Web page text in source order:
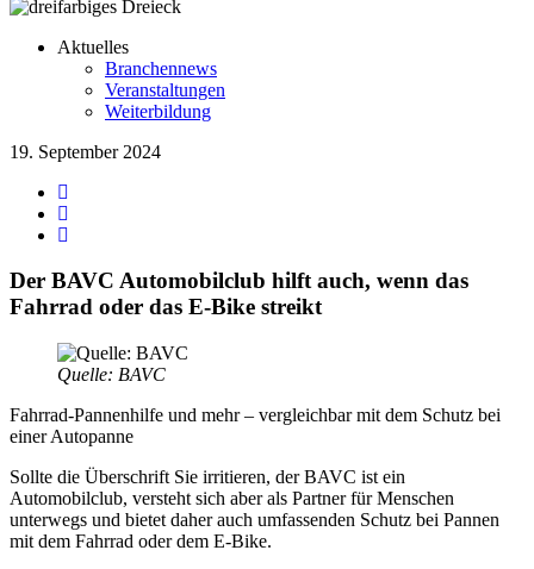
Aktuelles
Branchennews
Veranstaltungen
Weiterbildung
19. September 2024
Der BAVC Automobilclub hilft auch, wenn das
Fahrrad oder das E-Bike streikt
Quelle: BAVC
Fahrrad-Pannenhilfe und mehr – vergleichbar mit dem Schutz bei
einer Autopanne
Sollte die Überschrift Sie irritieren, der BAVC ist ein
Automobilclub, versteht sich aber als Partner für Menschen
unterwegs und bietet daher auch umfassenden Schutz bei Pannen
mit dem Fahrrad oder dem E-Bike.